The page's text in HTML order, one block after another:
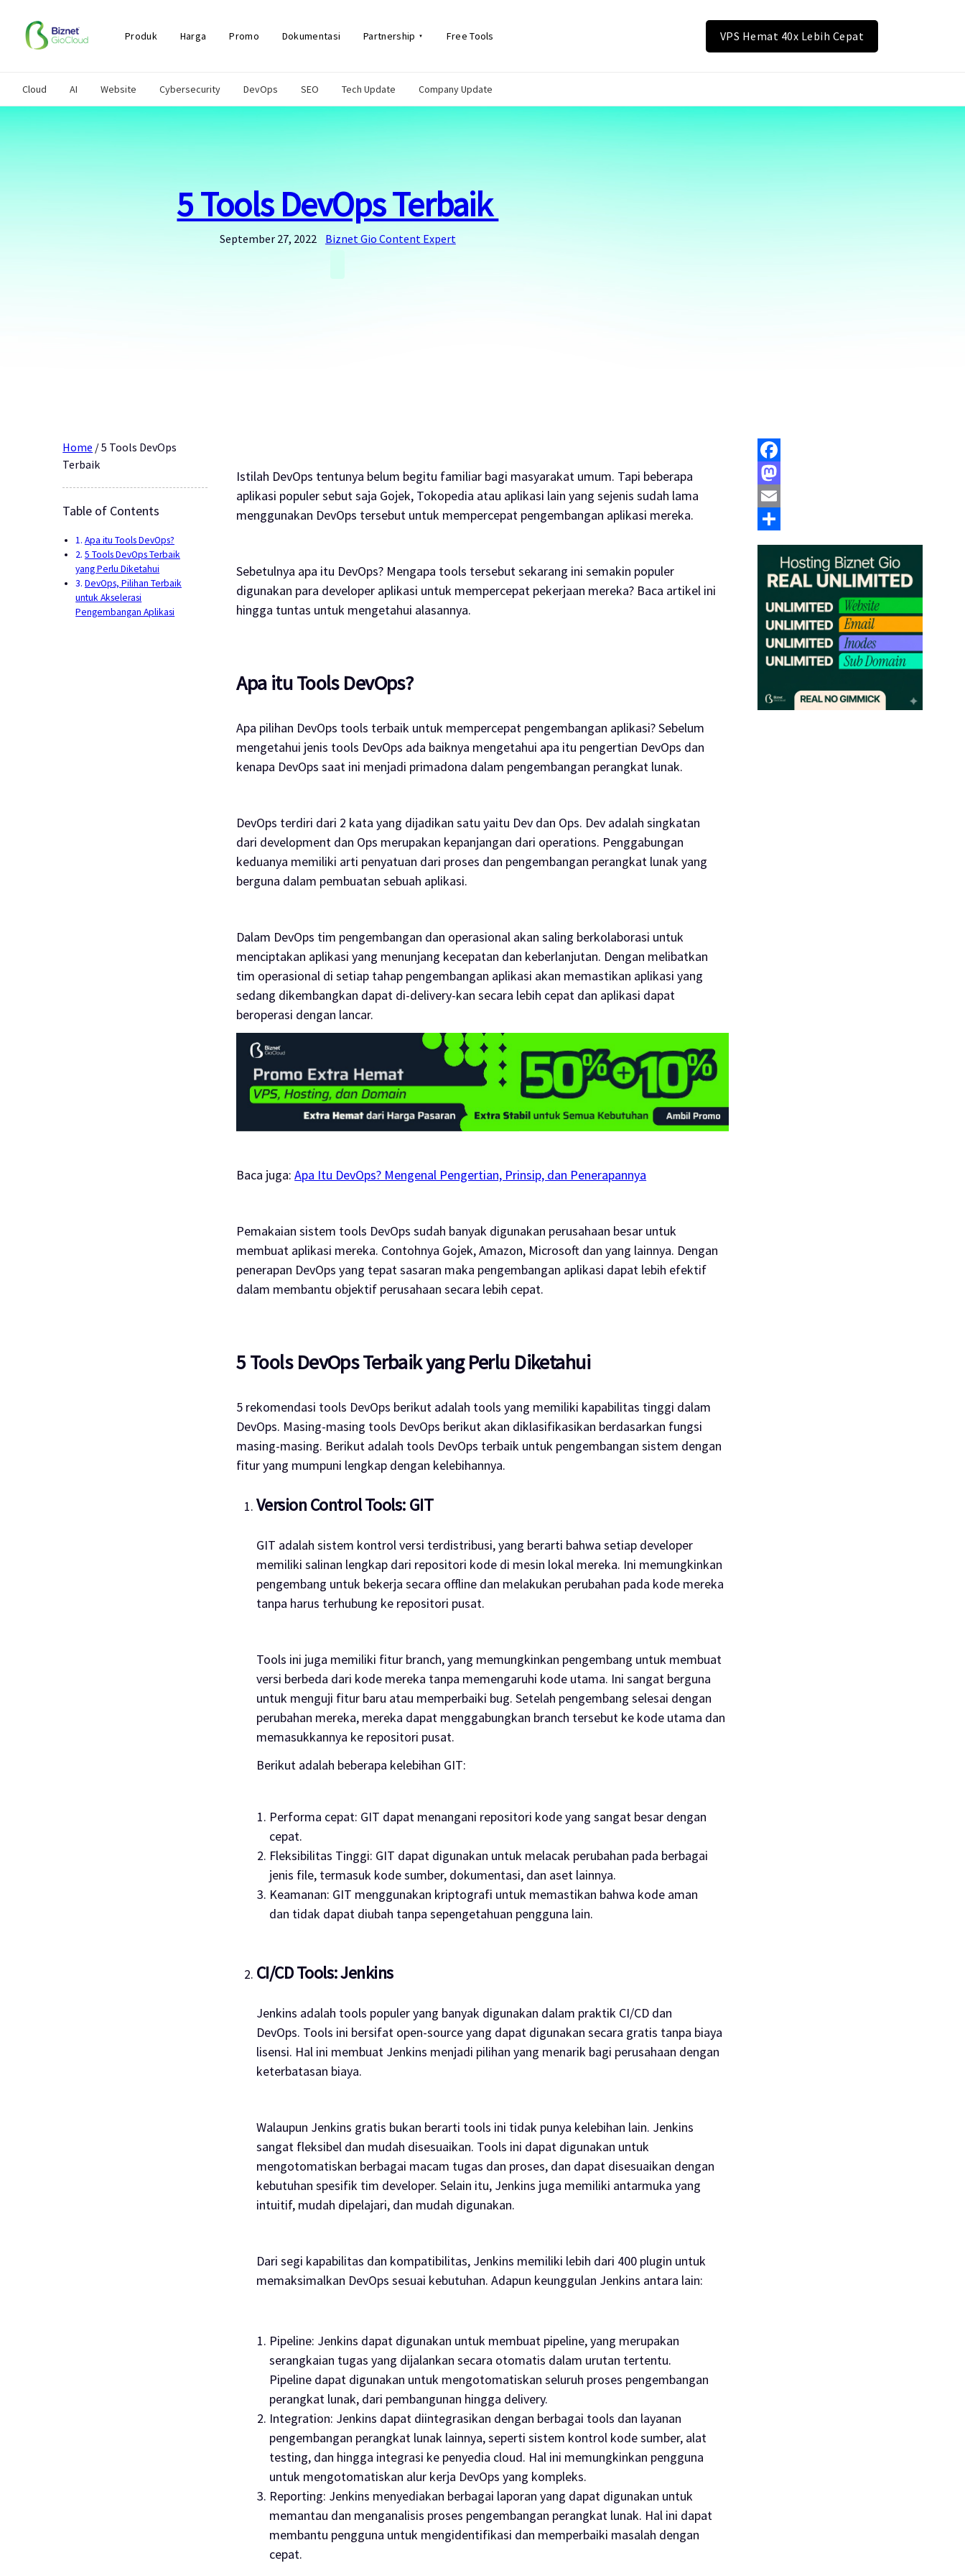
Cloud AI Website Cybersecurity DevOps SEO Tech Update Company Update
Produk Harga Promo Dokumentasi Partnership Free Tools VPS Hemat 40x Lebih Cepat
content
5 Tools DevOps Terbaik
September 27, 2022 Biznet Gio Content Expert
Home /5 Tools DevOps
Terbaik
Table of Contents
Apa itu Tools DevOps?
5 Tools DevOps Terbaik
yang Perlu Diketahui
DevOps, Pilihan Terbaik
untuk Akselerasi
Pengembangan Aplikasi
Istilah DevOps tentunya belum begitu familiar bagi masyarakat umum. Tapi beberapa
aplikasi populer sebut saja Gojek, Tokopedia atau aplikasi lain yang sejenis sudah lama
menggunakan DevOps tersebut untuk mempercepat pengembangan aplikasi mereka.
Sebetulnya apa itu DevOps? Mengapa tools tersebut sekarang ini semakin populer
digunakan para developer aplikasi untuk mempercepat pekerjaan mereka? Baca artikel ini
hingga tuntas untuk mengetahui alasannya.
Apa itu Tools DevOps?
Apa pilihan DevOps tools terbaik untuk mempercepat pengembangan aplikasi? Sebelum
mengetahui jenis tools DevOps ada baiknya mengetahui apa itu pengertian DevOps dan
kenapa DevOps saat ini menjadi primadona dalam pengembangan perangkat lunak.
DevOps terdiri dari 2 kata yang dijadikan satu yaitu Dev dan Ops. Dev adalah singkatan
dari development dan Ops merupakan kepanjangan dari operations. Penggabungan
keduanya memiliki arti penyatuan dari proses dan pengembangan perangkat lunak yang
berguna dalam pembuatan sebuah aplikasi.
Dalam DevOps tim pengembangan dan operasional akan saling berkolaborasi untuk
menciptakan aplikasi yang menunjang kecepatan dan keberlanjutan. Dengan melibatkan
tim operasional di setiap tahap pengembangan aplikasi akan memastikan aplikasi yang
sedang dikembangkan dapat di-delivery-kan secara lebih cepat dan aplikasi dapat
beroperasi dengan lancar.
Baca juga:Apa Itu DevOps? Mengenal Pengertian, Prinsip, dan Penerapannya
Pemakaian sistem tools DevOps sudah banyak digunakan perusahaan besar untuk
membuat aplikasi mereka. Contohnya Gojek, Amazon, Microsoft dan yang lainnya. Dengan
penerapan DevOps yang tepat sasaran maka pengembangan aplikasi dapat lebih efektif
dalam membantu objektif perusahaan secara lebih cepat.
5 Tools DevOps Terbaik yang Perlu Diketahui
5 rekomendasi tools DevOps berikut adalah tools yang memiliki kapabilitas tinggi dalam
DevOps. Masing-masing tools DevOps berikut akan diklasifikasikan berdasarkan fungsi
masing-masing. Berikut adalah tools DevOps terbaik untuk pengembangan sistem dengan
fitur yang mumpuni lengkap dengan kelebihannya.
Version Control Tools: GIT
GIT adalah sistem kontrol versi terdistribusi, yang berarti bahwa setiap developer
memiliki salinan lengkap dari repositori kode di mesin lokal mereka. Ini memungkinkan
pengembang untuk bekerja secara offline dan melakukan perubahan pada kode mereka
tanpa harus terhubung ke repositori pusat.
Tools ini juga memiliki fitur branch, yang memungkinkan pengembang untuk membuat
versi berbeda dari kode mereka tanpa memengaruhi kode utama. Ini sangat berguna
untuk menguji fitur baru atau memperbaiki bug. Setelah pengembang selesai dengan
perubahan mereka, mereka dapat menggabungkan branch tersebut ke kode utama dan
memasukkannya ke repositori pusat.
Berikut adalah beberapa kelebihan GIT:
Performa cepat: GIT dapat menangani repositori kode yang sangat besar dengan
cepat.
Fleksibilitas Tinggi: GIT dapat digunakan untuk melacak perubahan pada berbagai
jenis file, termasuk kode sumber, dokumentasi, dan aset lainnya.
Keamanan: GIT menggunakan kriptografi untuk memastikan bahwa kode aman
dan tidak dapat diubah tanpa sepengetahuan pengguna lain.
CI/CD Tools: Jenkins
Jenkins adalah tools populer yang banyak digunakan dalam praktik CI/CD dan
DevOps. Tools ini bersifat open-sourceyang dapat digunakan secara gratis tanpa biaya
lisensi. Hal ini membuat Jenkins menjadi pilihan yang menarik bagi perusahaan dengan
keterbatasan biaya.
Walaupun Jenkins gratis bukan berarti tools ini tidak punya kelebihan lain. Jenkins
sangat fleksibel dan mudah disesuaikan. Tools ini dapat digunakan untuk
mengotomatiskan berbagai macam tugas dan proses, dan dapat disesuaikan dengan
kebutuhan spesifik tim developer. Selain itu, Jenkins juga memiliki antarmuka yang
intuitif, mudah dipelajari, dan mudah digunakan.
Dari segi kapabilitas dan kompatibilitas, Jenkins memiliki lebih dari 400 plugin untuk
memaksimalkan DevOps sesuai kebutuhan. Adapun keunggulan Jenkins antara lain:
Pipeline: Jenkins dapat digunakan untuk membuat pipeline, yang merupakan
serangkaian tugas yang dijalankan secara otomatis dalam urutan tertentu.
Pipeline dapat digunakan untuk mengotomatiskan seluruh proses pengembangan
perangkat lunak, dari pembangunan hingga delivery.
Integration: Jenkins dapat diintegrasikan dengan berbagai tools dan layanan
pengembangan perangkat lunak lainnya, seperti sistem kontrol kode sumber, alat
testing, dan hingga integrasi ke penyedia cloud. Hal ini memungkinkan pengguna
untuk mengotomatiskan alur kerja DevOps yang kompleks.
Reporting: Jenkins menyediakan berbagai laporan yang dapat digunakan untuk
memantau dan menganalisis proses pengembangan perangkat lunak. Hal ini dapat
membantu pengguna untuk mengidentifikasi dan memperbaiki masalah dengan
cepat.
Facebook
Mastodon
Email
Share